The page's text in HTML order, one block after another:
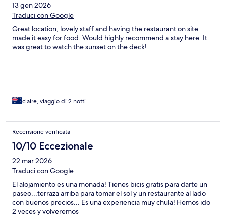
13 gen 2026
Traduci con Google
Great location, lovely staff and having the restaurant on site
made it easy for food. Would highly recommend a stay here. It
was great to watch the sunset on the deck!
claire, viaggio di 2 notti
Recensione verificata
10/10 Eccezionale
22 mar 2026
Traduci con Google
El alojamiento es una monada! Tienes bicis gratis para darte un
paseo...terraza arriba para tomar el sol y un restaurante al lado
con buenos precios... Es una experiencia muy chula! Hemos ido
2 veces y volveremos